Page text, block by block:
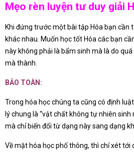
Mẹo rèn luyện tư duy giải
Khi đứng trước một bài tập Hóa bạn cần
khác nhau. Muốn học tốt Hóa các bạn
này không phải là bẩm sinh mà là do
mà thành.
BẢO TOÀN:
Trong hóa học chúng ta cũng có định
lý chung là “vật chất không tự nhiên
mà chỉ biến đổi từ dạng này sang dạng
Về mặt hóa học phổ thông, thì chỉ xét tới